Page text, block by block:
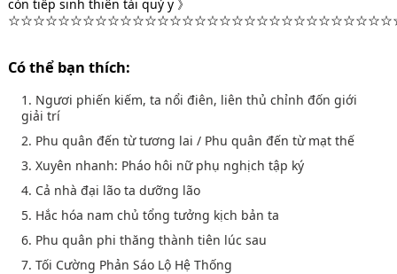
còn tiếp sinh thiên tài quỷ y 》
Có thể bạn thích:
1. Ngươi phiến kiếm, ta nổi điên, liên thủ chỉnh đốn giới
giải trí
2. Phu quân đến từ tương lai / Phu quân đến từ mạt thế
3. Xuyên nhanh: Pháo hôi nữ phụ nghịch tập ký
4. Cả nhà đại lão ta dưỡng lão
5. Hắc hóa nam chủ tổng tưởng kịch bản ta
6. Phu quân phi thăng thành tiên lúc sau
7. Tối Cường Phản Sáo Lộ Hệ Thống